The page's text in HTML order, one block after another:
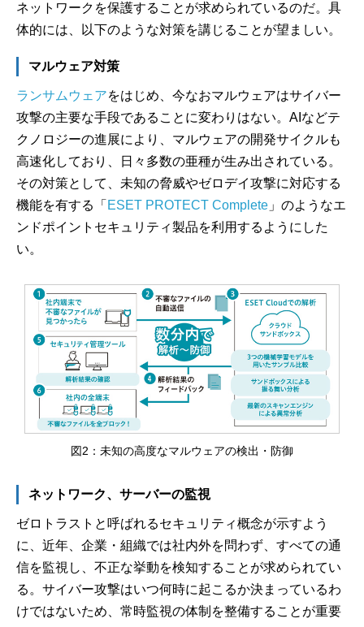
ネットワークを保護することが求められているのだ。具
体的には、以下のような対策を講じることが望ましい。
マルウェア対策
ランサムウェアをはじめ、今なおマルウェアはサイバー
攻撃の主要な手段であることに変わりはない。AIなどテ
クノロジーの進展により、マルウェアの開発サイクルも
高速化しており、日々多数の亜種が生み出されている。
その対策として、未知の脅威やゼロデイ攻撃に対応する
機能を有する「 ESET PROTECT Complete 」のようなエ
ンドポイントセキュリティ製品を利用するようにした
い。
図2：未知の高度なマルウェアの検出・防御
ネットワーク、サーバーの監視
ゼロトラストと呼ばれるセキュリティ概念が示すよう
に、近年、企業・組織では社内外を問わず、すべての通
信を監視し、不正な挙動を検知することが求められてい
る。サイバー攻撃はいつ何時に起こるか決まっているわ
けではないため、常時監視の体制を整備することが重要